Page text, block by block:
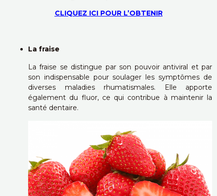
CLIQUEZ ICI POUR L’OBTENIR
La fraise
La fraise se distingue par son pouvoir antiviral et par
son indispensable pour soulager les symptômes de
diverses maladies rhumatismales. Elle apporte
également du fluor, ce qui contribue à maintenir la
santé dentaire.